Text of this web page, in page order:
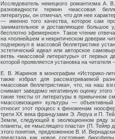
Исследователь немецкого романтизма А.
разновидности термин «массовая
литературы, он отмечал, что для нее
— именно того качества, которое сам
занимательное и доставляющее большое
бесплотно эфемерное». Такое чтение
на «полнейшем и некритическом доверии
подчеркнул в массовой беллетристике
эстетический идеал или авторское
ветвь «массовой литературы» от первых
которой проявляется установка на
Е. В. Жаринов в монографии «Историко-
также избрал для рассматриваемой
«массовая беллетристика», что, на наш
снимает заведомо негативную оценку
такие тексты от литературы в привычном
«массовизация» культуры —
относит этот процесс к феноменам
трети ХХ века французами Э. Леруа и П.
Земли, следующей в эволюционном ряду
планеты, ее «мыслящего пласта» (П. Тейяр
этого понятия, предложенное В. И.
предстала как новое состояние